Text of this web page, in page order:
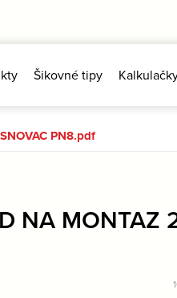
Šikovné tipy
PN8.pdf
NA MONTAZ